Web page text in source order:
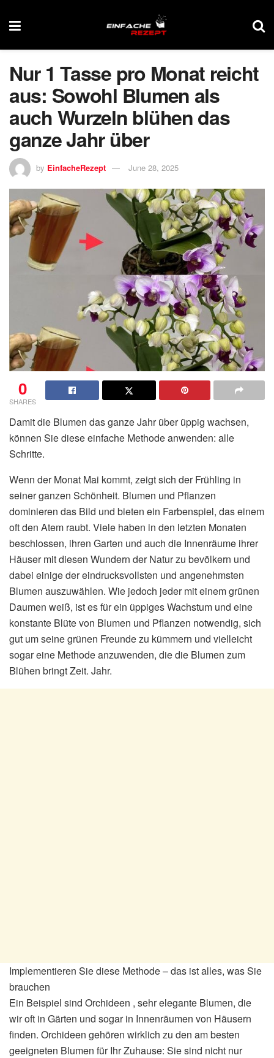
Nur 1 Tasse pro Monat reicht
aus: Sowohl Blumen als
auch Wurzeln blühen das
ganze Jahr über
by EinfacheRezept June 28, 2025
0
SHARES
Damit die Blumen das ganze Jahr über üppig wachsen,
können Sie diese einfache Methode anwenden: alle
Schritte.
Wenn der Monat Mai kommt, zeigt sich der Frühling in
seiner ganzen Schönheit. Blumen und Pflanzen
dominieren das Bild und bieten ein Farbenspiel, das einem
oft den Atem raubt. Viele haben in den letzten Monaten
beschlossen, ihren Garten und auch die Innenräume ihrer
Häuser mit diesen Wundern der Natur zu bevölkern und
dabei einige der eindrucksvollsten und angenehmsten
Blumen auszuwählen. Wie jedoch jeder mit einem grünen
Daumen weiß, ist es für ein üppiges Wachstum und eine
konstante Blüte von Blumen und Pflanzen notwendig, sich
gut um seine grünen Freunde zu kümmern und vielleicht
sogar eine Methode anzuwenden, die die Blumen zum
Blühen bringt Zeit. Jahr.
Implementieren Sie diese Methode – das ist alles, was Sie
brauchen
Ein Beispiel sind Orchideen , sehr elegante Blumen, die
wir oft in Gärten und sogar in Innenräumen von Häusern
finden. Orchideen gehören wirklich zu den am besten
geeigneten Blumen für Ihr Zuhause: Sie sind nicht nur